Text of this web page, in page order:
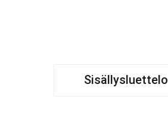
Sisällysluettelo